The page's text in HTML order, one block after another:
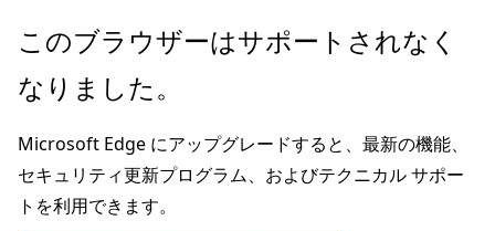
メ
ン
ン
テ
ン
このブラウザーはサポートされなく
なりました。
Microsoft Edge にアップグレードすると、最新の機能、
セキュリティ更新プログラム、およびテクニカル サポー
トを利用できます。